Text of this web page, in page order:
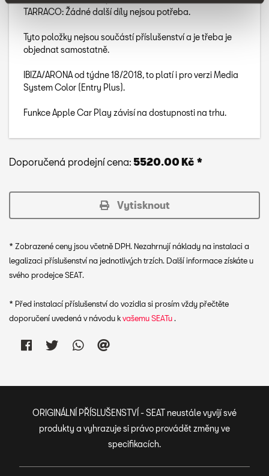
TARRACO: Žádné další díly nejsou potřeba.
Tyto položky nejsou součástí příslušenství a je třeba je
objednat samostatně.
IBIZA/ARONA od týdne 18/2018, to platí i pro verzi Media
System Color (Entry Plus).
Funkce Apple Car Play závisí na dostupnosti na trhu.
Doporučená prodejní cena: 5520.00 Kč *
Vytisknout
* Zobrazené ceny jsou včetně DPH. Nezahrnují náklady na instalaci a
legalizaci příslušenství na jednotlivých trzích. Další informace získáte u
svého prodejce SEAT.
* Před instalací příslušenství do vozidla si prosím vždy přečtěte
doporučení uvedená v návodu kvašemu SEATu.
ORIGINÁLNÍ PŘÍSLUŠENSTVÍ - SEAT neustále vyvíjí své
produkty a vyhrazuje si právo provádět změny ve
specifikacích.